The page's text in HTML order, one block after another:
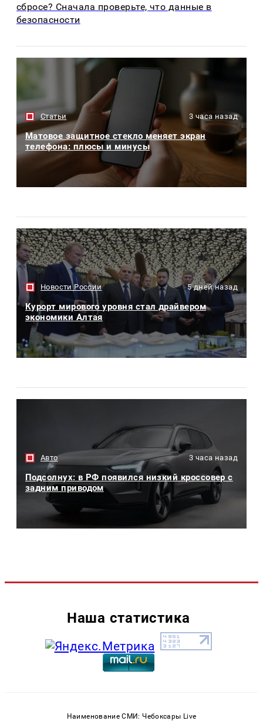
сбросе? Сначала проверьте, что данные в
безопасности
Статьи 3 часа назад
Матовое защитное стекло меняет экран
телефона: плюсы и минусы
Новости России 5 дней назад
Курорт мирового уровня стал драйвером
экономики Алтая
Авто 3 часа назад
Подсолнух: в РФ появился низкий кроссовер с
задним приводом
Наша статистика
Наименование СМИ: Чебоксары Live